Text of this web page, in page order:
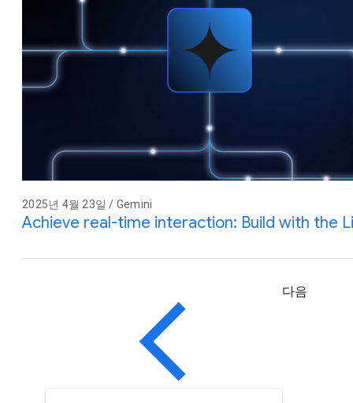
2025년 4월 23일 / Gemini
Achieve real-time interaction: Build with the
다음